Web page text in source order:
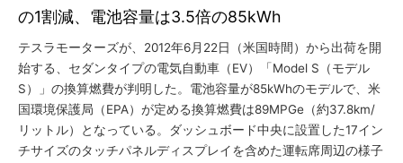
の1割減、電池容量は3.5倍の85kWh
テスラモーターズが、2012年6月22日（米国時間）から出荷を開
始する、セダンタイプの電気自動車（EV）「Model S（モデル
S）」の換算燃費が判明した。電池容量が85kWhのモデルで、米
国環境保護局（EPA）が定める換算燃費は89MPGe（約37.8km/
リットル）となっている。ダッシュボード中央に設置した17イン
チサイズのタッチパネルディスプレイを含めた運転席周辺の様子